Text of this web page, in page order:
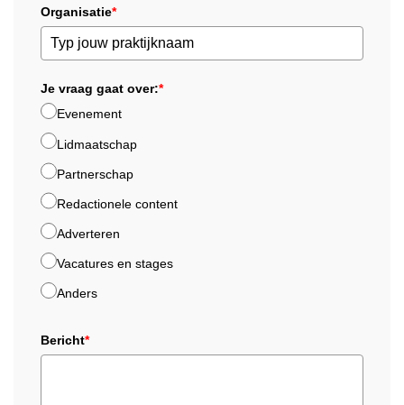
Organisatie*
Je vraag gaat over:*
Evenement
Lidmaatschap
Partnerschap
Redactionele content
Adverteren
Vacatures en stages
Anders
Bericht*